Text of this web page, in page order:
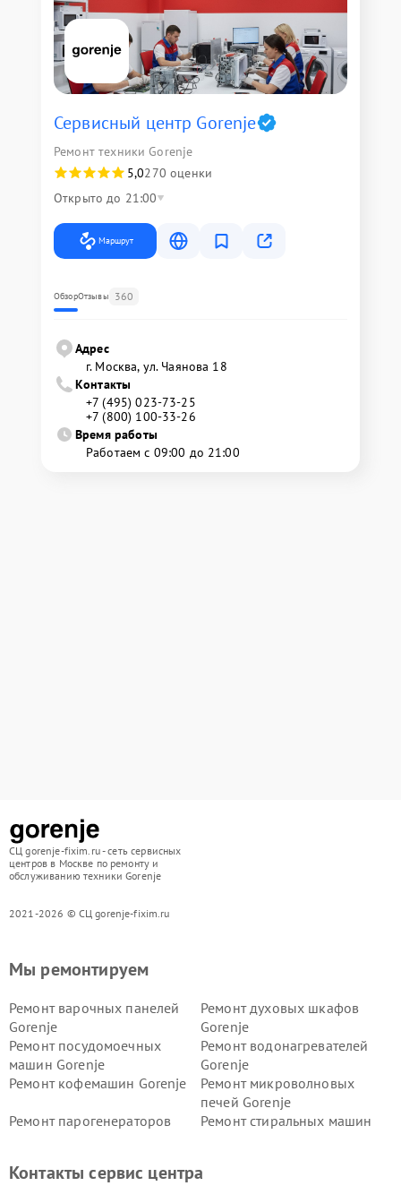
Сервисный центр Gorenje
Ремонт техники Gorenje
5,0270 оценки
Открыто до 21:00
Маршрут
ОбзорОтзывы 360
Адрес
г. Москва, ул. Чаянова 18
Контакты
+7 (495) 023-73-25
+7 (800) 100-33-26
Время работы
Работаем с 09:00 до 21:00
СЦ gorenje-fixim.ru - сеть сервисных
центров в Москве по ремонту и
обслуживанию техники Gorenje
2021-2026 © СЦ gorenje-fixim.ru
Мы ремонтируем
Ремонт варочных панелей
Gorenje
Ремонт духовых шкафов
Gorenje
Ремонт посудомоечных
машин Gorenje
Ремонт водонагревателей
Gorenje
Ремонт кофемашин Gorenje
Ремонт микроволновых
печей Gorenje
Ремонт парогенераторов
Ремонт стиральных машин
Контакты сервис центра